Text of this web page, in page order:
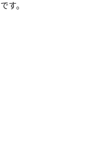
す。